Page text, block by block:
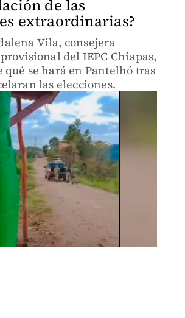
de las
extraordinarias?
Vila, consejera
del IEPC Chiapas,
qué se hará en Pantelhó tras
las elecciones.